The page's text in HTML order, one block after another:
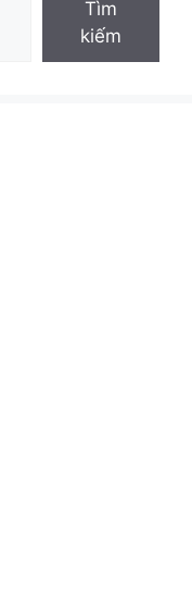
Tìm
kiếm